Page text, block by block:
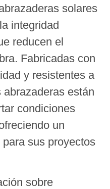
solares
integridad
reducen el
Fabricadas con
y resistentes a
están
condiciones
un
sus proyectos
sobre